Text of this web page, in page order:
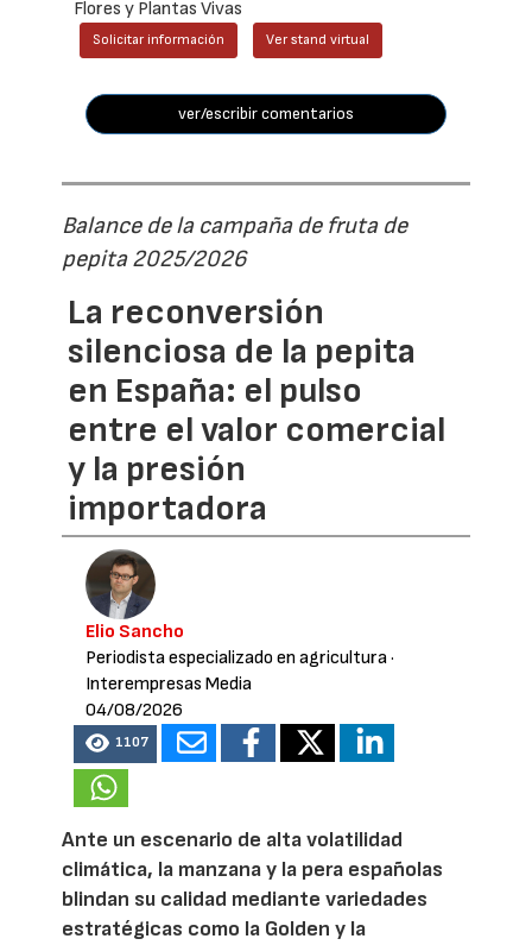
Flores y Plantas Vivas
Solicitar información Ver stand virtual
ver/escribir comentarios
Balance de la campaña de fruta de
pepita 2025/2026
La reconversión
silenciosa de la pepita
en España: el pulso
entre el valor comercial
y la presión
importadora
Elio Sancho
Periodista especializado en agricultura·
Interempresas Media
04/08/2026
1107
Ante un escenario de alta volatilidad
climática, la manzana y la pera españolas
blindan su calidad mediante variedades
estratégicas como la Golden y la